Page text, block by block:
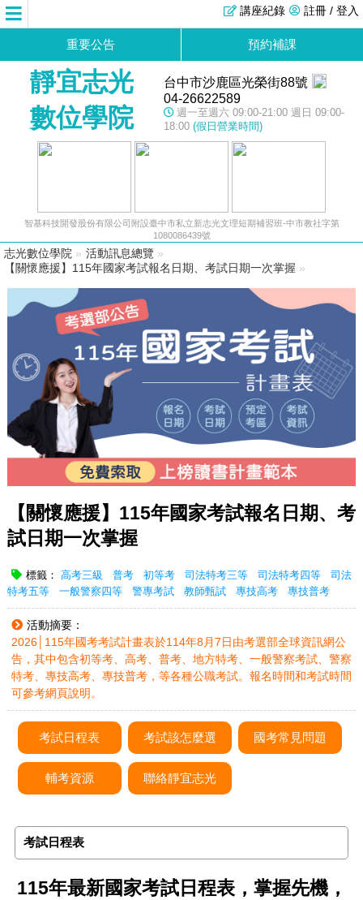
註冊 / 登入
講座紀錄
重要公告 預約補課
靜宜志光
數位學院
台中市沙鹿區光榮街88號
04-26622589
週一至週六 09:00-21:00 週日 09:00-
18:00 (假日營業時間)
智基科技開發股份有限公司附設臺中市私立新志光文理短期補習班-中市教社字第
1080086439號
志光數位學院 » 活動訊息總覽 »
【關懷應援】115年國家考試報名日期、考試日期一次掌握 »
【關懷應援】115年國家考試報名日期、考
試日期一次掌握
標籤： 高考三級 普考 初等考 司法特考三等 司法特考四等
司法
特考五等
一般警察四等 警專考試 教師甄試 專技高考 專技普考
活動摘要：
2026│115年國考考試計畫表於114年8月7日由考選部全球資訊網公
告，其中包含初等考、高考、普考、地方特考、一般警察考試、警察
特考、專技高考、專技普考，等各種公職考試。報名時間和考試時間
可參考網頁說明。
考試日程表 考試該怎麼選 國考常見問題
輔考資源 聯絡靜宜志光
考試日程表
115年最新國家考試日程表，掌握先機，